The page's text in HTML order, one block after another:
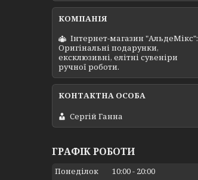
Інтернет-магазин "АльдеМікс":
Оригінальні подарунки,
ексклюзивні, елітні сувеніри
ручної роботи.
Сергій Ганна
ГРАФІК РОБОТИ
Понеділок 10:00
20:00